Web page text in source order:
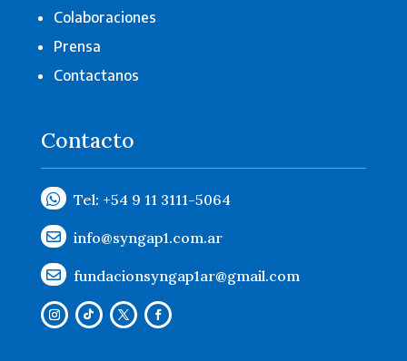
Colaboraciones
Prensa
Contactanos
Contacto
 Tel: +54 9 11 3111-5064
 info@syngap1.com.ar
 fundacionsyngap1ar@gmail.com